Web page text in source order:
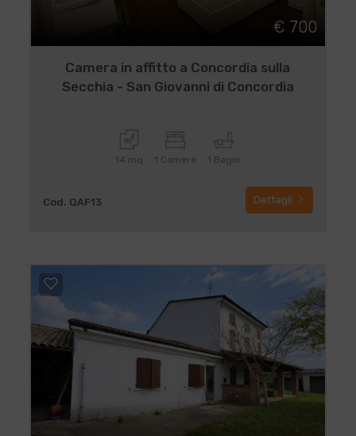
€ 700
Camera in affitto a Concordia sulla
Secchia - San Giovanni di Concordia
14 mq 1 Camere 1 Bagni
Cod. QAF13 Dettagli